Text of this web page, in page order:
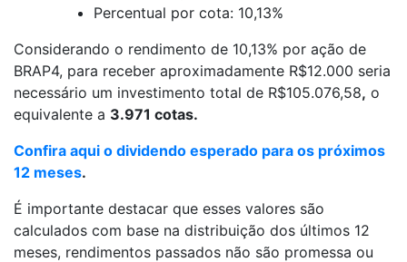
Percentual por cota: 10,13%
Considerando o rendimento de 10,13% por ação de
BRAP4, para receber aproximadamente R$12.000 seria
necessário um investimento total de R$105.076,58, o
equivalente a 3.971 cotas.
Confira aqui o dividendo esperado para os próximos
12 meses.
É importante destacar que esses valores são
calculados com base na distribuição dos últimos 12
meses, rendimentos passados não são promessa ou